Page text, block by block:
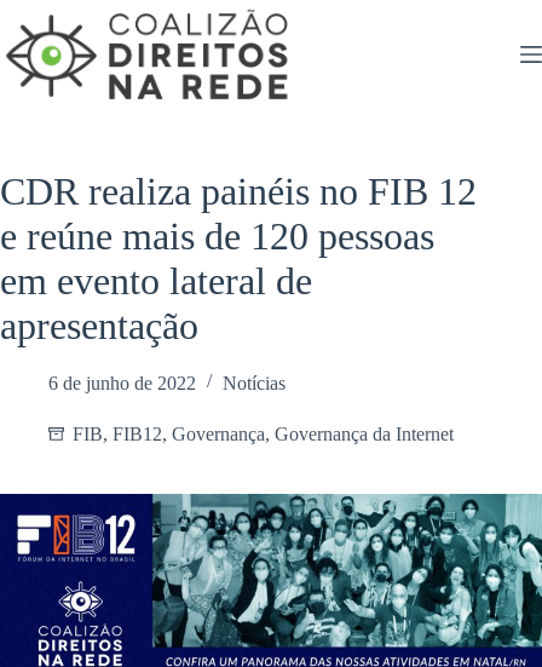
para
o
conteúdo
CDR realiza painéis no FIB 12
e reúne mais de 120 pessoas
em evento lateral de
apresentação
6 de junho de 2022 Notícias
FIB, FIB12, Governança, Governança da Internet